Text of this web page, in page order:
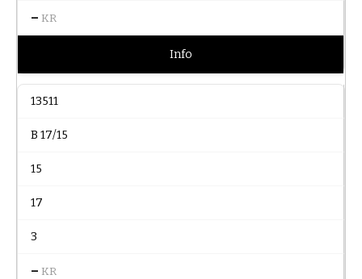
– KR
Info
13511
B 17/15
15
17
3
– KR